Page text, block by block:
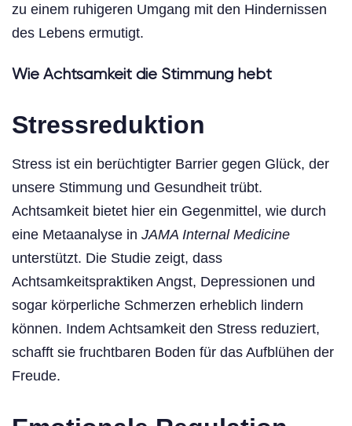
zu einem ruhigeren Umgang mit den Hindernissen
des Lebens ermutigt.
Wie Achtsamkeit die Stimmung hebt
Stressreduktion
Stress ist ein berüchtigter Barrier gegen Glück, der
unsere Stimmung und Gesundheit trübt.
Achtsamkeit bietet hier ein Gegenmittel, wie durch
eine Metaanalyse in JAMA Internal Medicine
unterstützt. Die Studie zeigt, dass
Achtsamkeitspraktiken Angst, Depressionen und
sogar körperliche Schmerzen erheblich lindern
können. Indem Achtsamkeit den Stress reduziert,
schafft sie fruchtbaren Boden für das Aufblühen der
Freude.